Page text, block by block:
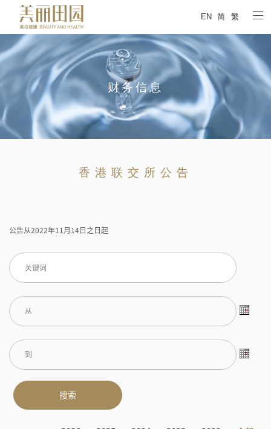
EN 简 繁
财务信息
香港联交所公告